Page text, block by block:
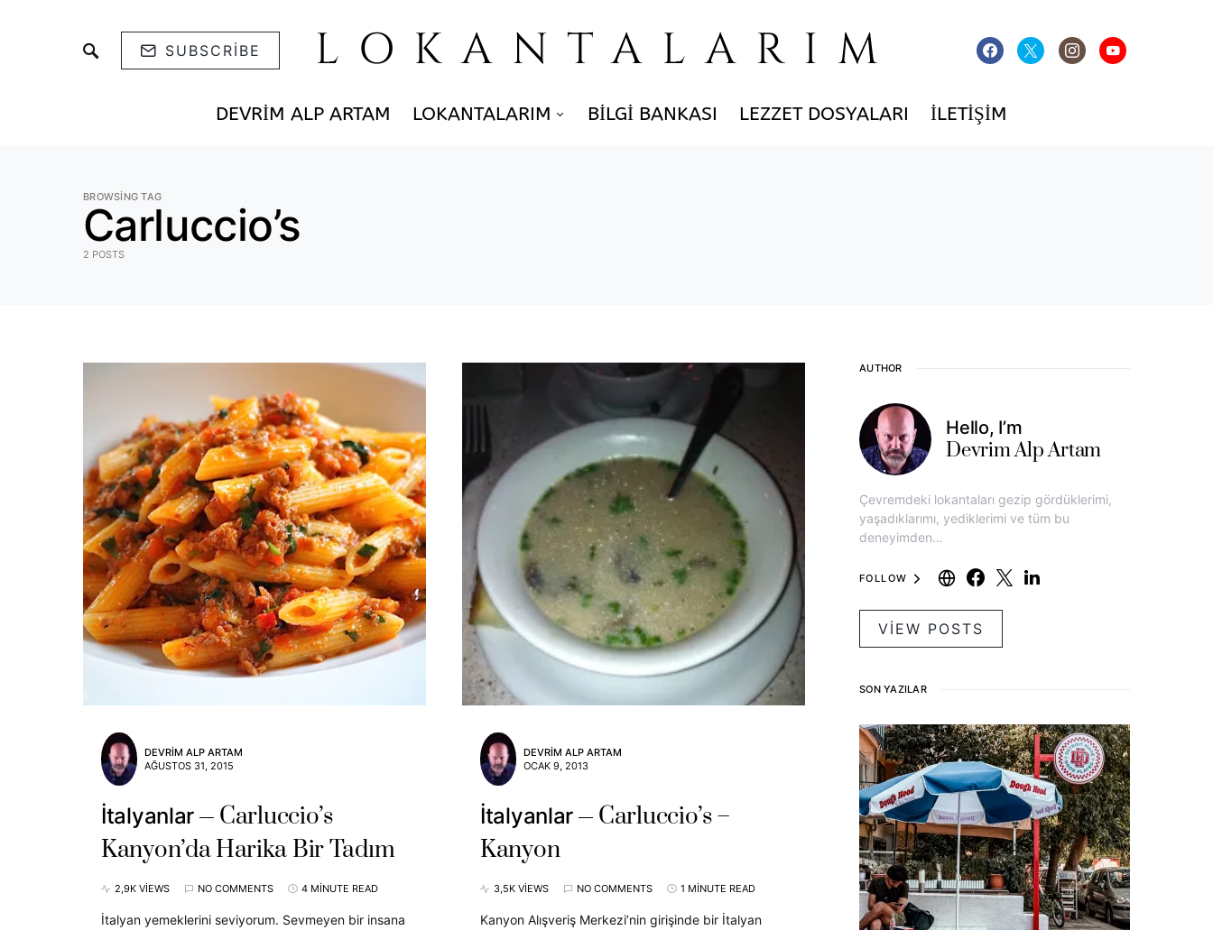
SUBSCRIBE LOKANTALARIM
DEVRIM ALP ARTAM LOKANTALARIM BILGI BANKASI LEZZET DOSYALARI İLETIŞIM
BROWSING TAG
Carluccio’s
2 POSTS
DEVRIM ALP ARTAM
AĞUSTOS 31, 2015
İtalyanlar
Carluccio’s
Kanyon’da Harika Bir Tadım
2,9K VIEWS NO COMMENTS 4 MINUTE READ
İtalyan yemeklerini seviyorum. Sevmeyen bir insana
DEVRIM ALP ARTAM
OCAK 9, 2013
İtalyanlar
Carluccio’s –
Kanyon
3,5K VIEWS NO COMMENTS 1 MINUTE READ
Kanyon Alışveriş Merkezi’nin girişinde bir İtalyan
AUTHOR
Hello, I’m
Devrim Alp Artam
Çevremdeki lokantaları gezip gördüklerimi,
yaşadıklarımı, yediklerimi ve tüm bu
deneyimden…
FOLLOW
VIEW POSTS
SON YAZILAR